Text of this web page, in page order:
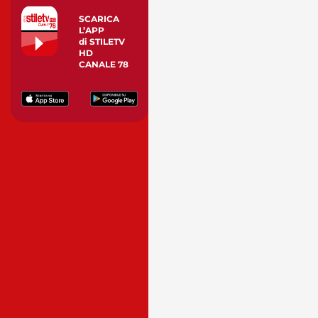
SCARICA
L’APP
di STILETV
HD
CANALE 78